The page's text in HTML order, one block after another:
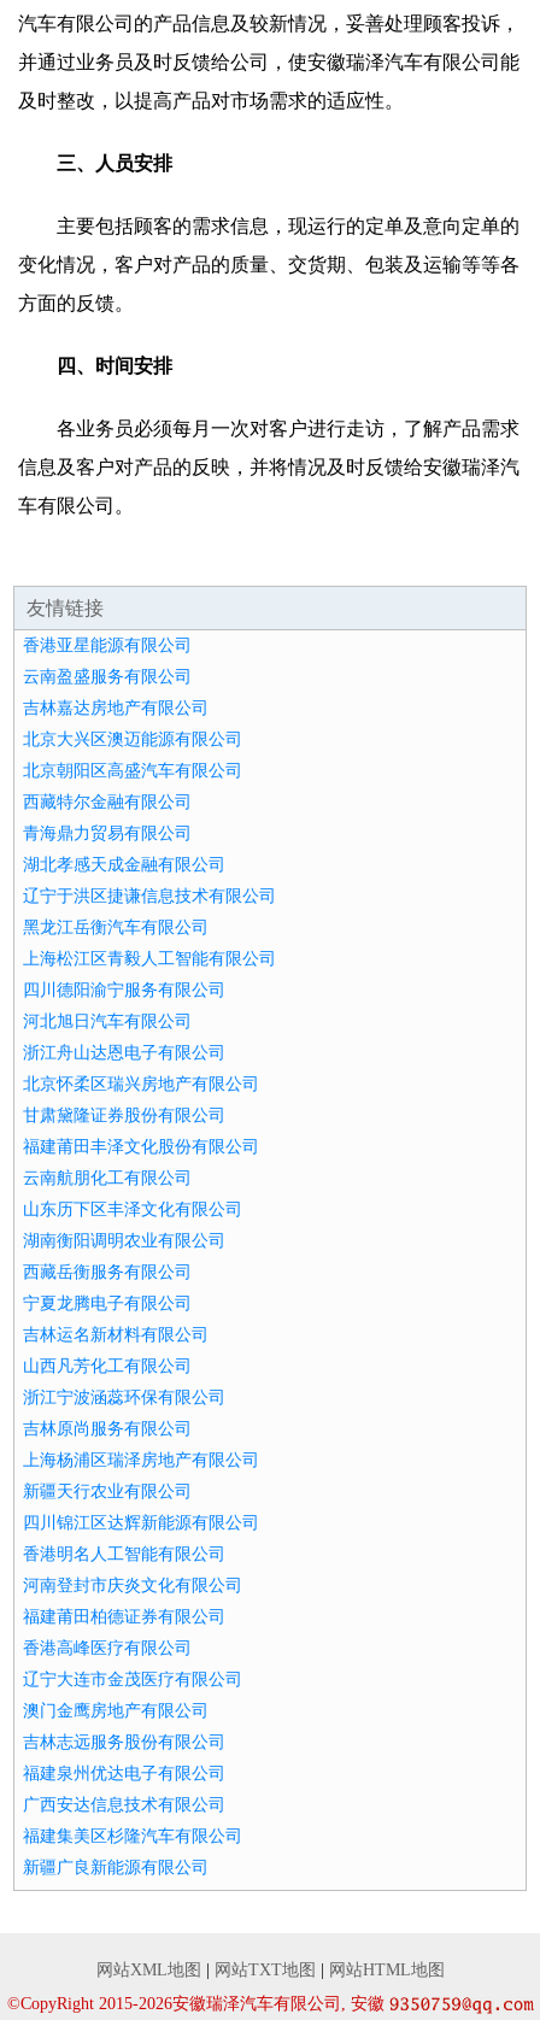
汽车有限公司的产品信息及较新情况，妥善处理顾客投诉，
并通过业务员及时反馈给公司，使安徽瑞泽汽车有限公司能
及时整改，以提高产品对市场需求的适应性。
三、人员安排
主要包括顾客的需求信息，现运行的定单及意向定单的
变化情况，客户对产品的质量、交货期、包装及运输等等各
方面的反馈。
四、时间安排
各业务员必须每月一次对客户进行走访，了解产品需求
信息及客户对产品的反映，并将情况及时反馈给安徽瑞泽汽
车有限公司。
友情链接
香港亚星能源有限公司
云南盈盛服务有限公司
吉林嘉达房地产有限公司
北京大兴区澳迈能源有限公司
北京朝阳区高盛汽车有限公司
西藏特尔金融有限公司
青海鼎力贸易有限公司
湖北孝感天成金融有限公司
辽宁于洪区捷谦信息技术有限公司
黑龙江岳衡汽车有限公司
上海松江区青毅人工智能有限公司
四川德阳渝宁服务有限公司
河北旭日汽车有限公司
浙江舟山达恩电子有限公司
北京怀柔区瑞兴房地产有限公司
甘肃黛隆证券股份有限公司
福建莆田丰泽文化股份有限公司
云南航朋化工有限公司
山东历下区丰泽文化有限公司
湖南衡阳调明农业有限公司
西藏岳衡服务有限公司
宁夏龙腾电子有限公司
吉林运名新材料有限公司
山西凡芳化工有限公司
浙江宁波涵蕊环保有限公司
吉林原尚服务有限公司
上海杨浦区瑞泽房地产有限公司
新疆天行农业有限公司
四川锦江区达辉新能源有限公司
香港明名人工智能有限公司
河南登封市庆炎文化有限公司
福建莆田柏德证券有限公司
香港高峰医疗有限公司
辽宁大连市金茂医疗有限公司
澳门金鹰房地产有限公司
吉林志远服务股份有限公司
福建泉州优达电子有限公司
广西安达信息技术有限公司
福建集美区杉隆汽车有限公司
新疆广良新能源有限公司
网站XML地图 网站TXT地图
网站HTML地图
©CopyRight 2015-2026安徽瑞泽汽车有限公司, 安徽